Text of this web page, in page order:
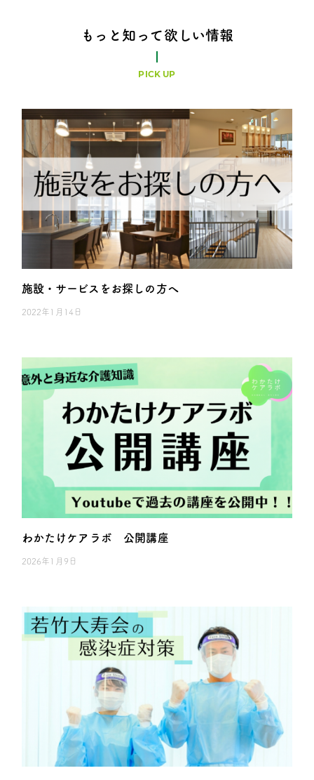
もっと知って欲しい情報
PICK UP
施設・サービスをお探しの方へ
2022年1月14日
わかたけケアラボ 公開講座
2026年1月9日